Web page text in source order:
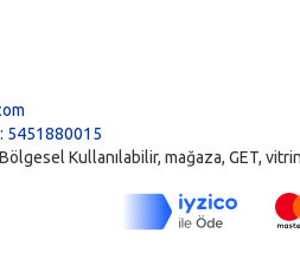
5451880015
Kullanılabilir, mağaza, GET,